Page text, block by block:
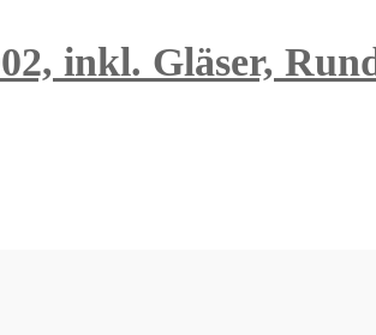
inkl. Gläser,